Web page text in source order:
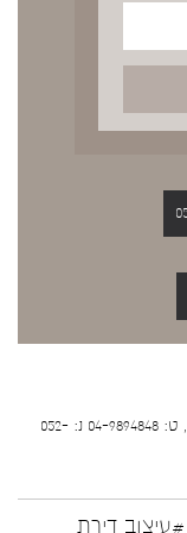
הילית קרש עיצוב ואדריכלות פנים, מושב הבונים, ט: 04-9894848 נ: 052-
#עיצוב דירת